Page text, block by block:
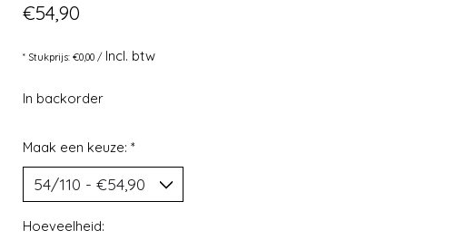
€54,90
* Stukprijs: €0,00 / Incl. btw
In backorder
Maak een keuze:*
Hoeveelheid: